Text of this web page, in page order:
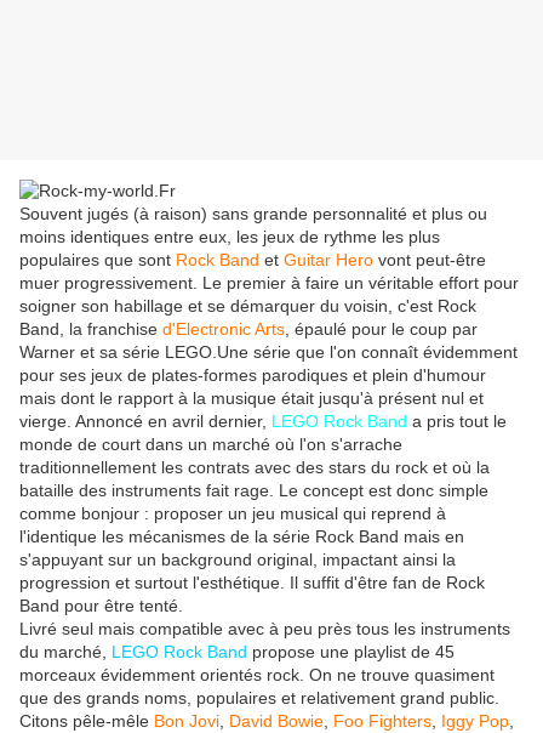
Souvent jugés (à raison) sans grande personnalité et plus ou
moins identiques entre eux, les jeux de rythme les plus
populaires que sont Rock Band et Guitar Hero vont peut-être
muer progressivement. Le premier à faire un véritable effort pour
soigner son habillage et se démarquer du voisin, c'est Rock
Band, la franchise d'Electronic Arts , épaulé pour le coup par
Warner et sa série LEGO.Une série que l'on connaît évidemment
pour ses jeux de plates-formes parodiques et plein d'humour
mais dont le rapport à la musique était jusqu'à présent nul et
vierge. Annoncé en avril dernier, LEGO Rock Band a pris tout le
monde de court dans un marché où l'on s'arrache
traditionnellement les contrats avec des stars du rock et où la
bataille des instruments fait rage. Le concept est donc simple
comme bonjour : proposer un jeu musical qui reprend à
l'identique les mécanismes de la série Rock Band mais en
s'appuyant sur un background original, impactant ainsi la
progression et surtout l'esthétique. Il suffit d'être fan de Rock
Band pour être tenté.
Livré seul mais compatible avec à peu près tous les instruments
du marché, LEGO Rock Band propose une playlist de 45
morceaux évidemment orientés rock. On ne trouve quasiment
que des grands noms, populaires et relativement grand public.
Citons pêle-mêle Bon Jovi David Bowie Foo Fighters Iggy Pop